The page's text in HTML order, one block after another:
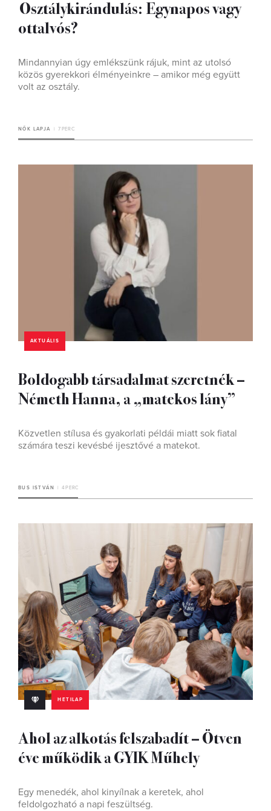
Osztálykirándulás: Egynapos vagy
ottalvós?
Mindannyian úgy emlékszünk rájuk, mint az utolsó
közös gyerekkori élményeinkre – amikor még együtt
volt az osztály.
NŐK LAPJA 7 PERC
AKTUÁLIS
Boldogabb társadalmat szeretnék –
Németh Hanna, a „matekos lány”
Közvetlen stílusa és gyakorlati példái miatt sok fiatal
számára teszi kevésbé ijesztővé a matekot.
BUS ISTVÁN 4 PERC
HETILAP
Ahol az alkotás felszabadít – Ötven
éve működik a GYIK Műhely
Egy menedék, ahol kinyílnak a keretek, ahol
feldolgozható a napi feszültség.